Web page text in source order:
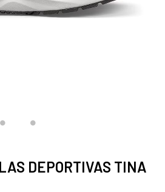
DEPORTIVAS TINA